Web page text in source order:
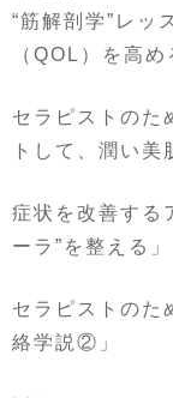
“筋解剖学”レッ
（QOL）を高
セラピストのた
トして、潤い美
症状を改善する
ーラ”を整える」
セラピストのた
絡学説②」